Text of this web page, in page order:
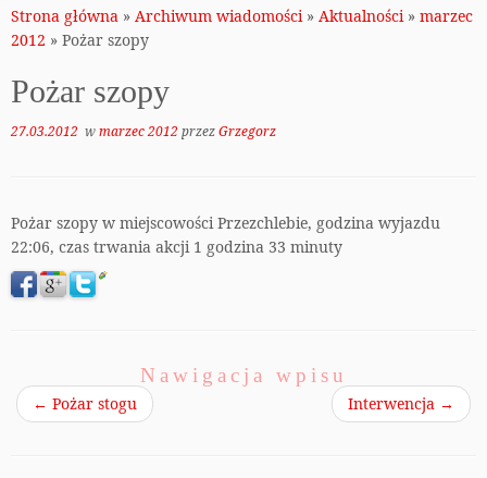
do
treści
Strona główna » Archiwum wiadomości » Aktualności » marzec
2012 » Pożar szopy
Pożar szopy
27.03.2012 wmarzec 2012 przezGrzegorz
Pożar szopy w miejscowości Przezchlebie, godzina wyjazdu
22:06, czas trwania akcji 1 godzina 33 minuty
Nawigacja wpisu
← Pożar stogu Interwencja →